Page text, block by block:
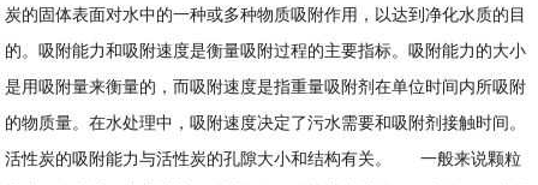
炭的固体表面对水中的一种或多种物质吸附作用，以达到净化水质的目
的。吸附能力和吸附速度是衡量吸附过程的主要指标。吸附能力的大小
是用吸附量来衡量的，而吸附速度是指重量吸附剂在单位时间内所吸附
的物质量。在水处理中，吸附速度决定了污水需要和吸附剂接触时间。
活性炭的吸附能力与活性炭的孔隙大小和结构有关。
一般来说颗粒